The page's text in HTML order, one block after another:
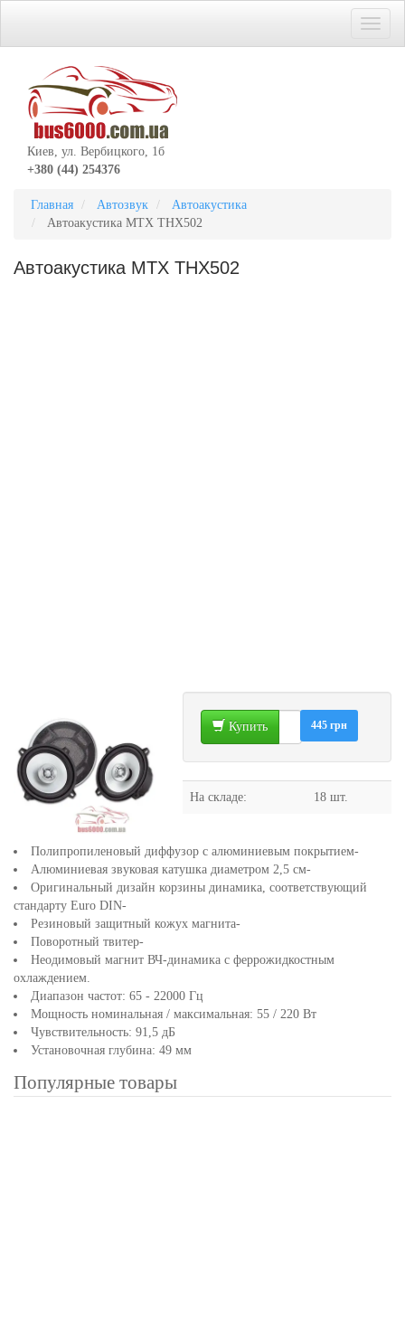
Киев, ул. Вербицкого, 1б
+380 (44) 254376
Главная Автозвук
Автоакустика
Автоакустика MTX THX502
Автоакустика MTX THX502
Купить 445 грн
На складе: 18 шт.
Полипропиленовый диффузор с алюминиевым покрытием-
Алюминиевая звуковая катушка диаметром 2,5 см-
Оригинальный дизайн корзины динамика, соответствующий
стандарту Euro DIN-
Резиновый защитный кожух магнита-
Поворотный твитер-
Неодимовый магнит ВЧ-динамика с феррожидкостным
охлаждением.
Диапазон частот: 65 - 22000 Гц
Мощность номинальная / максимальная: 55 / 220 Вт
Чувствительность: 91,5 дБ
Установочная глубина: 49 мм
Популярные товары